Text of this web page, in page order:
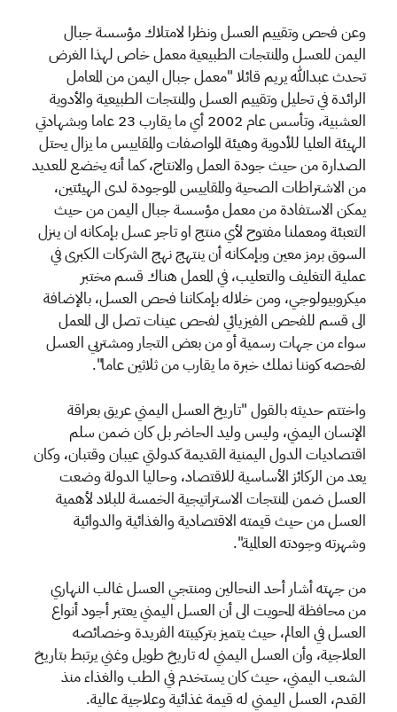
وعن فحص وتقييم العسل ونظرا لامتلاك مؤسسة جبال
اليمن للعسل والمنتجات الطبيعية معمل خاص لهذا الغرض
تحدث عبدالله يريم قائلا "معمل جبال اليمن من المعامل
الرائدة في تحليل وتقييم العسل والمنتجات الطبيعية والأدوية
العشبية، وتأسس عام 2002 أي ما يقارب 23 عاما وبشهادتي
الهيئة العليا للأدوية وهيئة المواصفات والمقاييس ما يزال يحتل
الصدارة من حيث جودة العمل والانتاج، كما أنه يخضع للعديد
من الاشتراطات الصحية والمقاييس الموجودة لدى الهيئتين،
يمكن الاستفادة من معمل مؤسسة جبال اليمن من حيث
التعبئة ومعملنا مفتوح لأي منتج او تاجر عسل بإمكانه ان ينزل
السوق برمز معين وبإمكانه أن ينتهج نهج الشركات الكبرى في
عملية التغليف والتعليب، في المعمل هناك قسم مختبر
ميكروبيولوجي، ومن خلاله بإمكاننا فحص العسل، بالإضافة
الى قسم للفحص الفيزيائي لفحص عينات تصل الى المعمل
سواء من جهات رسمية أو من بعض التجار ومشتريي العسل
لفحصه كوننا نملك خبرة ما يقارب من ثلاثين عاما".
واختتم حديثه بالقول "تاريخ العسل اليمني عريق بعراقة
الإنسان اليمني، وليس وليد الحاضر بل كان ضمن سلم
اقتصاديات الدول اليمنية القديمة كدولتي عيبان وقتبان، وكان
يعد من الركائز الأساسية للاقتصاد، وحاليا الدولة وضعت
العسل ضمن المنتجات الاستراتيجية الخمسة للبلاد لأهمية
العسل من حيث قيمته الاقتصادية والغذائية والدوائية
وشهرته وجودته العالمية".
من جهته أشار أحد النحالين ومنتجي العسل غالب النهاري
من محافظة المحويت الى أن العسل اليمني يعتبر أجود أنواع
العسل في العالم، حيث يتميز بتركيبته الفريدة وخصائصه
العلاجية، وأن العسل اليمني له تاريخ طويل وغني يرتبط بتاريخ
الشعب اليمني، حيث كان يستخدم في الطب والغذاء منذ
القدم، العسل اليمني له قيمة غذائية وعلاجية عالية.